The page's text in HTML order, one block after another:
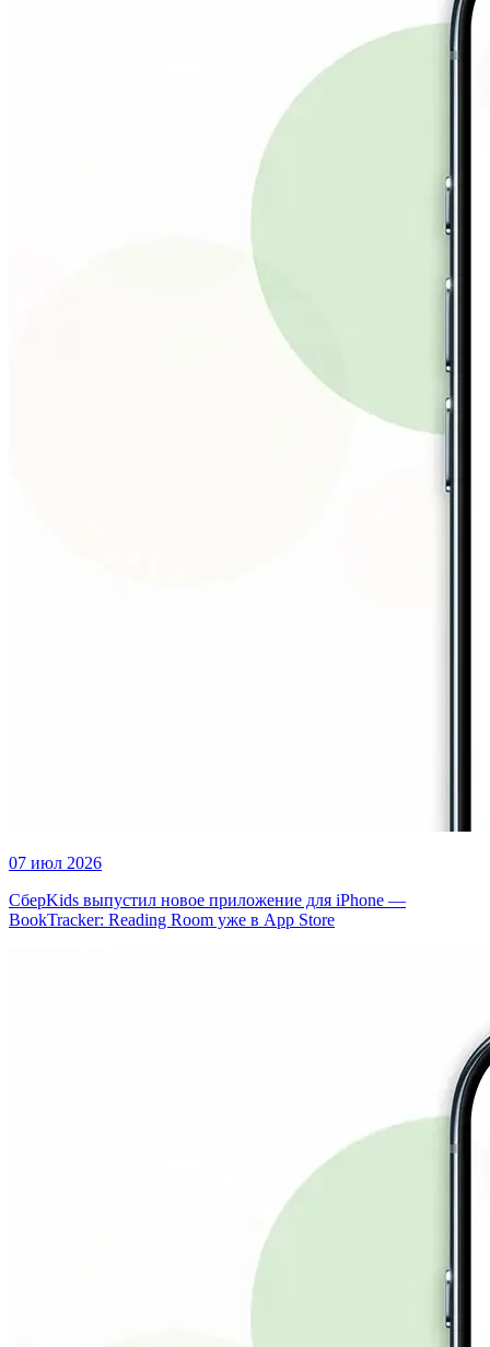
07 июл 2026
СберKids выпустил новое приложение для iPhone —
BookTracker: Reading Room уже в App Store